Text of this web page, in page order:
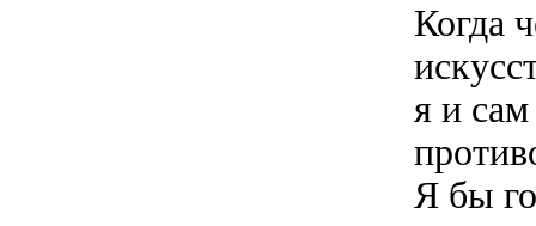
Когда
я и
Я бы